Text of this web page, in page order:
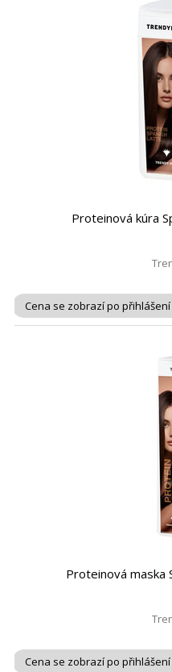
Proteinová kúra
Cena se zobrazí po přihlášení
Proteinová maska
Cena se zobrazí po přihlášení